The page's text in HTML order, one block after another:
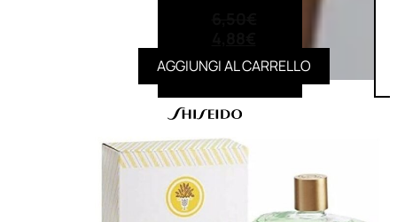
AGGIUNGI AL CARRELLO